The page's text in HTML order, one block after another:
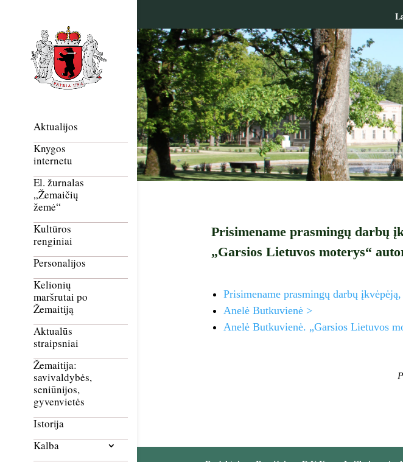
Aktualijos
Knygos
internetu
El. žurnalas
„Žemaičių
žemė“
Kultūros
renginiai
Personalijos
Kelionių
maršrutai po
Žemaitiją
Aktualūs
straipsniai
Žemaitija:
savivaldybės,
seniūnijos,
gyvenvietės
Istorija
Kalba
Prisimename prasmingų darbų
„Garsios Lietuvos moterys“
Prisimename prasmingų darbų
Anelė Butkuvienė >
Anelė Butkuvienė. „Garsios Lietuvos